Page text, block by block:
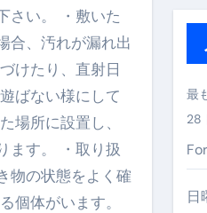
作る完全ガイド
敗せずに選ぶ”実践大全
カイマーク／Peach／FDA
一目で伝わる。いま選ばれて
エット #筋トレ #美容 #健
ット #筋トレ #美容 #健康
さい。 ・敷いた
合、汚れが漏れ出
けたり、直射日
ばない様にして
場所に設置し、
ます。 ・取り扱
物の状態をよく確
個体がいます。
最
28
日